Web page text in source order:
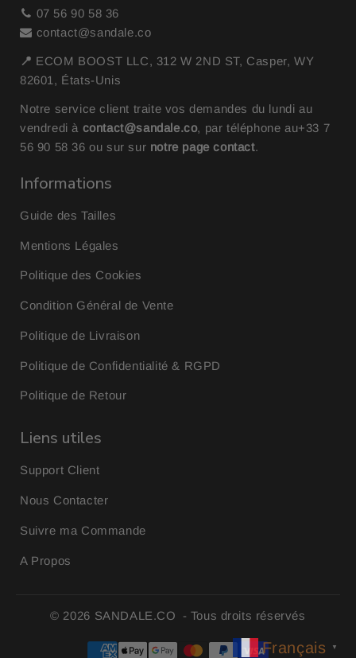
07 56 90 58 36
contact@sandale.co
📍 ECOM BOOST LLC, 312 W 2ND ST, Casper, WY
82601, États-Unis
Notre service client traite vos demandes du lundi au
vendredi à contact@sandale.co, par téléphone au+33 7
56 90 58 36ou sur sur notre page contact.
Informations
Guide des Tailles
Mentions Légales
Politique des Cookies
Condition Général de Vente
Politique de Livraison
Politique de Confidentialité & RGPD
Politique de Retour
Liens utiles
Support Client
Nous Contacter
Suivre ma Commande
A Propos
© 2026 SANDALE.CO - Tous droits réservés
Français ▼